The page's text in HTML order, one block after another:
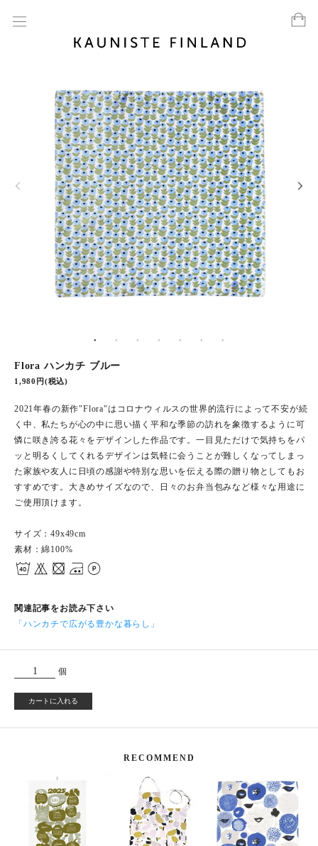
Flora ハンカチ ブルー
1,980円(税込)
2021年春の新作"Flora"はコロナウィルスの世界的流行によって不安が続
く中、私たちが心の中に思い描く平和な季節の訪れを象徴するように可
憐に咲き誇る花々をデザインした作品です。一目見ただけで気持ちをパ
ッと明るくしてくれるデザインは気軽に会うことが難しくなってしまっ
た家族や友人に日頃の感謝や特別な思いを伝える際の贈り物としてもお
すすめです。大きめサイズなので、日々のお弁当包みなど様々な用途に
ご使用頂けます。
サイズ：49x49cm
素材：綿100%
関連記事をお読み下さい
「ハンカチで広がる豊かな暮らし」
個
カートに入れる
RECOMMEND